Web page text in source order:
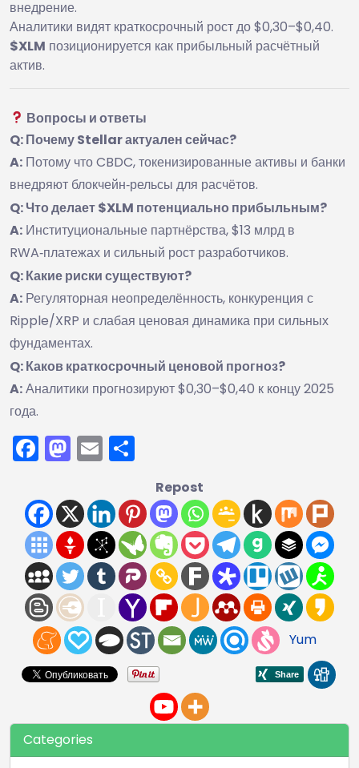
внедрение.
Аналитики видят краткосрочный рост до $0,30–$0,40.
$XLM позиционируется как прибыльный расчётный
актив.
Вопросы и ответы
Q: Почему Stellar актуален сейчас?
A: Потому что CBDC, токенизированные активы и банки
внедряют блокчейн‑рельсы для расчётов.
Q: Что делает $XLM потенциально прибыльным?
A: Институциональные партнёрства, $13 млрд в
RWA‑платежах и сильный рост разработчиков.
Q: Какие риски существуют?
A: Регуляторная неопределённость, конкуренция с
Ripple/XRP и слабая ценовая динамика при сильных
фундаментах.
Q: Каков краткосрочный ценовой прогноз?
A:Аналитики прогнозируют $0,30–$0,40 к концу 2025
года.
Facebook
Mastodon
Email
Repost
Yum
Categories